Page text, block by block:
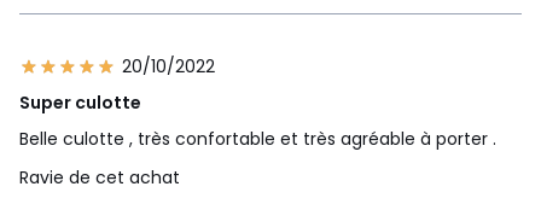
20/10/2022
Super culotte
Belle culotte , très confortable et très agréable à porter .
Ravie de cet achat